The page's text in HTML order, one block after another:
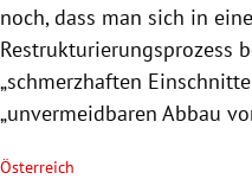
noch, dass man sich in
Restrukturierungsprozess
„schmerzhaften
„unvermeidbaren Abbau
Österreich